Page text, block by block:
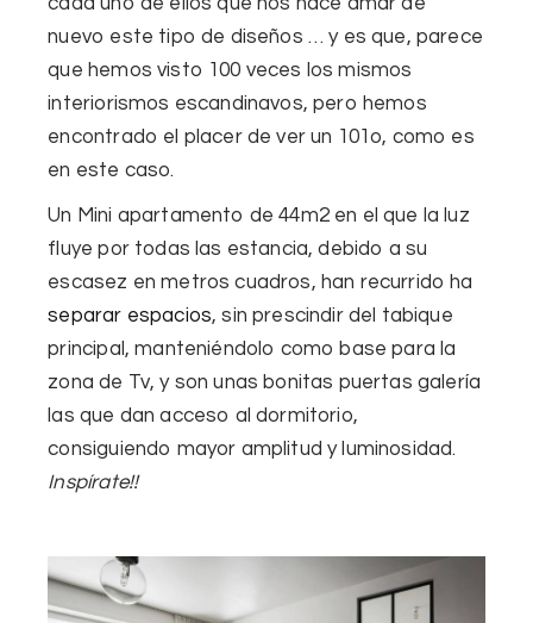
nuevo este tipo de diseños … y es que, parece
que hemos visto 100 veces los mismos
interiorismos escandinavos, pero hemos
encontrado el placer de ver un 101o, como es
en este caso.
Un Mini apartamento de 44m2 en el que la luz
fluye por todas las estancia, debido a su
escasez en metros cuadros, han recurrido ha
separar espacios, sin prescindir del tabique
principal, manteniéndolo como base para la
zona de Tv, y son unas bonitas puertas galería
las que dan acceso al dormitorio,
consiguiendo mayor amplitud y luminosidad.
Inspírate!!